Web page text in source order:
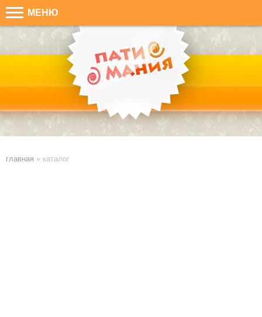
МЕНЮ
главная » каталог
: Извините, но запрошенный товар не найден!